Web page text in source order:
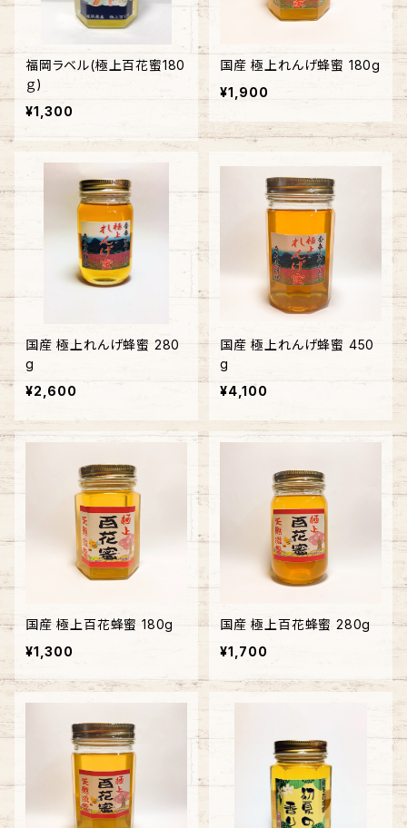
福岡ラベル(極上百花蜜180
ｇ)
¥1,300
国産 極上れんげ蜂蜜 180g
¥1,900
国産 極上れんげ蜂蜜 280
g
¥2,600
国産 極上れんげ蜂蜜 450
g
¥4,100
国産 極上百花蜂蜜 180g
¥1,300
国産 極上百花蜂蜜 280g
¥1,700